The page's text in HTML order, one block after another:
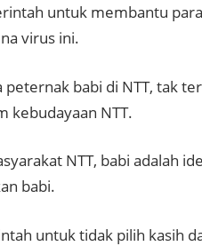
untuk membantu
virus ini.
peternak babi di NTT, tak
kebudayaan NTT.
NTT, babi adalah
babi.
untuk tidak pilih kasih